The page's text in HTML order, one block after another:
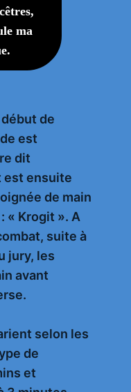
ma
de
est
dit
est ensuite
de main
« Krogit ». A
suite à
jury, les
avant
selon les
de
et